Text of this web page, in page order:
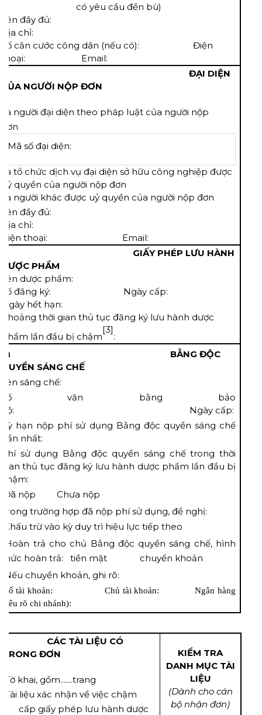
có yêu cầu đền bù)
Tên đầy đủ:
Địa chỉ:
Số căn cước công dân (nếu có): Điện
thoại: Email:
ĐẠI DIỆN
CỦA NGƯỜI NỘP ĐƠN
 là người đại diện theo pháp luật của người nộp
đơn
Mã số đại diện:
 là tổ chức dịch vụ đại diện sở hữu công nghiệp được
uỷ quyền của người nộp đơn
 là người khác được uỷ quyền của người nộp đơn
Tên đầy đủ:
Địa chỉ:
Điện thoại: Email:
GIẤY PHÉP LƯU HÀNH
DƯỢC PHẨM
Tên dược phẩm:
Số đăng ký: Ngày cấp:
Ngày hết hạn:
Khoảng thời gian thủ tục đăng ký lưu hành dược
phẩm lần đầu bị chậm
[3]
:
m
BẰNG ĐỘC
QUYỀN SÁNG CHẾ
Tên sáng chế:
Số văn bằng bảo
hộ: Ngày cấp:
Kỳ hạn nộp phí sử dụng Bằng độc quyền sáng chế
gần nhất:
Phí sử dụng Bằng độc quyền sáng chế trong thời
gian thủ tục đăng ký lưu hành dược phẩm lần đầu bị
chậm:
 Đã nộp  Chưa nộp
Trong trường hợp đã nộp phí sử dụng, đề nghị:
 Khấu trừ vào kỳ duy trì hiệu lực tiếp theo
 Hoàn trả cho chủ Bằng độc quyền sáng chế, hình
thức hoàn trả:  tiền mặt  chuyển khoản
(Nếu chuyển khoản, ghi rõ:
Số tài khoản: Chủ tài khoản: Ngân hàng
(nêu rõ chi nhánh):
CÁC TÀI LIỆU CÓ
TRONG ĐƠN
 Tờ khai, gồm.......trang
Tài liệu xác nhận về việc chậm
cấp giấy phép lưu hành dược
KIỂM TRA
DANH MỤC TÀI
LIỆU
(Dành cho cán
bộ nhận đơn)